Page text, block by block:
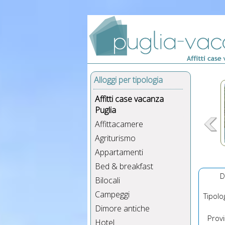
Alloggi per tipologia
Affitti case vacanza
Puglia
Affittacamere
Agriturismo
Appartamenti
Bed & breakfast
Bilocali
Campeggi
Dimore antiche
Hotel